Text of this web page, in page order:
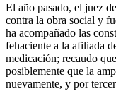
El año pasado, el juez
contra la obra social y
ha acompañado las
fehaciente a la afiliada
medicación; recaudo
posiblemente que la
nuevamente, y por